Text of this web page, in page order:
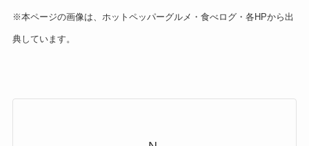
※本ページの画像は、ホットペッパーグルメ・食べログ・各HPから出
典しています。